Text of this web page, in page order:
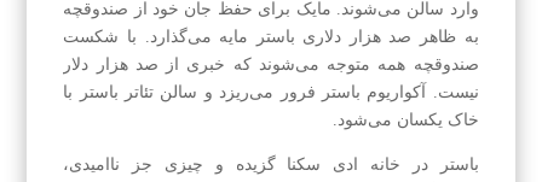
وارد سالن می‌شوند. مایک برای حفظ جان خود از صندوقچه
به ظاهر صد هزار دلاری باستر مایه می‌گذارد. با شکست
صندوقچه همه متوجه می‌شوند که خبری از صد هزار دلار
نیست. آکواریوم باستر فرور می‌ریزد و سالن تئاتر باستر با
خاک یکسان می‌شود.
باستر در خانه ادی سکنا گزیده و چیزی جز ناامیدی،